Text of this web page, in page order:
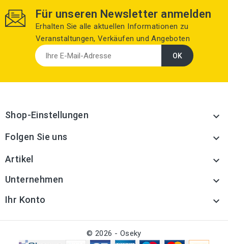
Für unseren Newsletter anmelden
Erhalten Sie alle aktuellen Informationen zu
Veranstaltungen, Verkäufen und Angeboten
Shop-Einstellungen 
Folgen Sie uns 
Artikel 
Unternehmen 
Ihr Konto 
© 2026 - Oseky